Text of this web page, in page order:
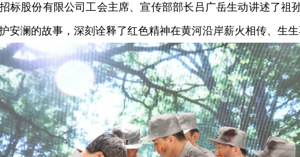
份有限公司工会主席、宣传部部长吕广岳生动讲述了祖
安澜的故事，深刻诠释了红色精神在黄河沿岸薪火相传、生生